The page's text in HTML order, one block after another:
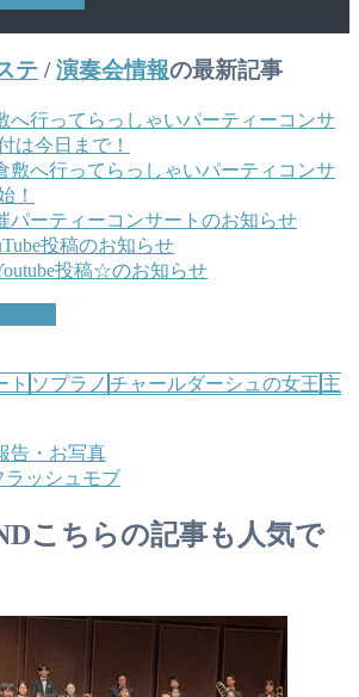
テ /演奏会情報の最新記事
へ行ってらっしゃいパーティーコンサ
は今日まで！
敷へ行ってらっしゃいパーティコンサ
！
パーティーコンサートのお知らせ
投稿のお知らせ
投稿☆のお知らせ
ト ソプラノ チャールダーシュの女王 主
告・お写真
ラッシュモブ
こちらの記事も人気で